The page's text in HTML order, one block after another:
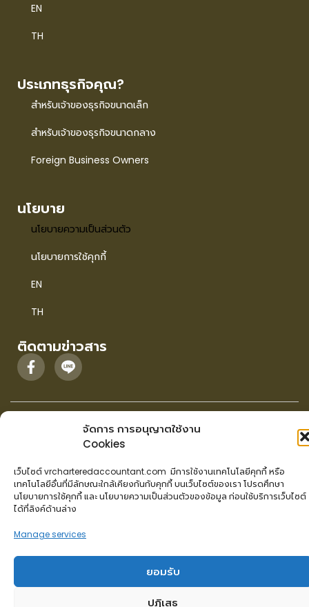
จัดการ การอนุญาตใช้งาน
Cookies
เว็บไซต์ vrcharteredaccountant.com มีการใช้งานเทคโนโลยีคุกกี้ หรือ
เทคโนโลยีอื่นที่มีลักษณะใกล้เคียงกันกับคุกกี้ บนเว็บไซต์ของเรา โปรดศึกษา
นโยบายการใช้คุกกี้ และ นโยบายความเป็นส่วนตัวของข้อมูล ก่อนใช้บริการเว็บไซต์
ได้ที่ลิงค์ด้านล่าง
Manage services
ยอมรับ
ปฎิเสธ
EN
TH
ประเภทธุรกิจคุณ?
สำหรับเจ้าของธุรกิจขนาดเล็ก
สำหรับเจ้าของธุรกิจขนาดกลาง
Foreign Business Owners
นโยบาย
นโยบายความเป็นส่วนตัว
นโยบายการใช้คุกกี้
EN
TH
ติดตามข่าวสาร
dinosofts